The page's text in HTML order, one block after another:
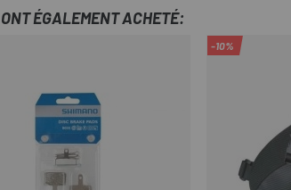
ÉGALEMENT ACHETÉ:
-10%